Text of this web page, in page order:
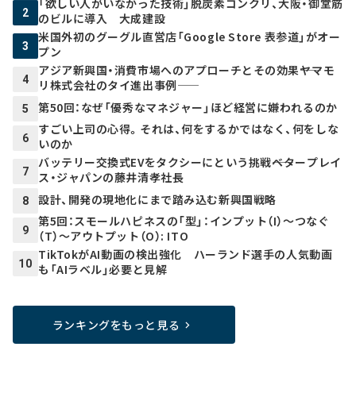
2
「欲しい人がいなかった技術」脱炭素コンクリ、大阪・御堂筋
のビルに導入 大成建設
3
米国外初のグーグル直営店「Google Store 表参道」がオー
プン
4
アジア新興国・消費市場へのアプローチとその効果――ヤマモ
リ株式会社のタイ進出事例――
5 第50回：なぜ「優秀なマネジャー」ほど経営に嫌われるのか
6
すごい上司の心得。それは、何をするかではなく、何をしな
いのか
7
バッテリー交換式EVをタクシーにという挑戦――ベタープレイ
ス・ジャパンの藤井清孝社長
8 設計、開発の現地化にまで踏み込む新興国戦略
9
第5回：スモールハピネスの「型」：インプット（I）～つなぐ
（T）～アウトプット（O）: ITO
10
TikTokがAI動画の検出強化 ハーランド選手の人気動画
も「AIラベル」必要と見解
ランキングをもっと見る